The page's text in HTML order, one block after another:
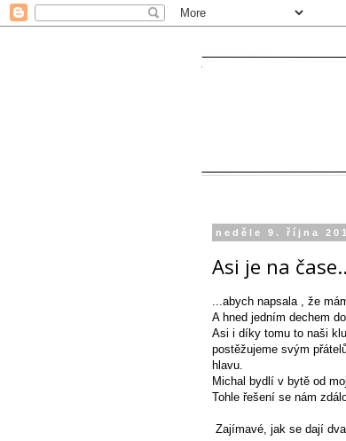
neděle 9. října
Asi je na
...abych napsala , že
A hned jedním dechem
Asi i díky tomu to naši
postěžujeme svým
hlavu.
Michal bydlí v bytě od
Tohle řešení se nám
Zajímavé, jak se dají